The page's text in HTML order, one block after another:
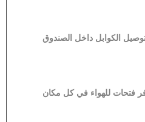
الكوابل داخل الصندوق
فتحات للهواء في كل مكان